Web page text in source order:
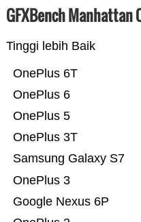
GFXBench Manhattan
Tinggi lebih Baik
Google Nexus 6P
OnePlus 3
Samsung Galaxy S7
OnePlus 3T
OnePlus 5
OnePlus 6
OnePlus 6T